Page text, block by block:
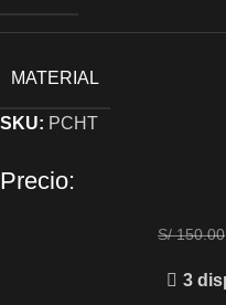
MATERIAL
SKU: PCHT
Precio:
S/150.00
3